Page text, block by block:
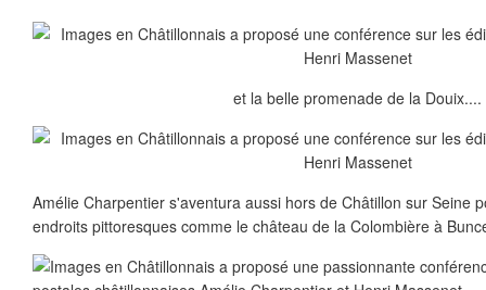
et la belle promenade de la Douix....
Amélie Charpentier s'aventura aussi hors de Châtillon sur Seine
endroits pittoresques comme le château de la Colombière à